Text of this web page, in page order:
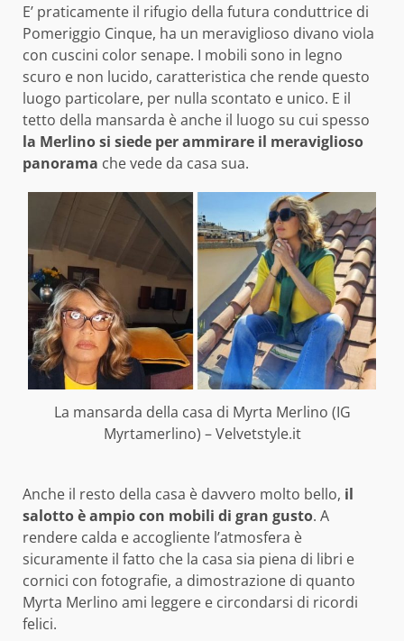
E’ praticamente il rifugio della futura conduttrice di
Pomeriggio Cinque, ha un meraviglioso divano viola
con cuscini color senape. I mobili sono in legno
scuro e non lucido, caratteristica che rende questo
luogo particolare, per nulla scontato e unico. E il
tetto della mansarda è anche il luogo su cui spesso
la Merlino si siede per ammirare il meraviglioso
panorama che vede da casa sua.
La mansarda della casa di Myrta Merlino (IG
Myrtamerlino) – Velvetstyle.it
Anche il resto della casa è davvero molto bello, il
salotto è ampio con mobili di gran gusto. A
rendere calda e accogliente l’atmosfera è
sicuramente il fatto che la casa sia piena di libri e
cornici con fotografie, a dimostrazione di quanto
Myrta Merlino ami leggere e circondarsi di ricordi
felici.